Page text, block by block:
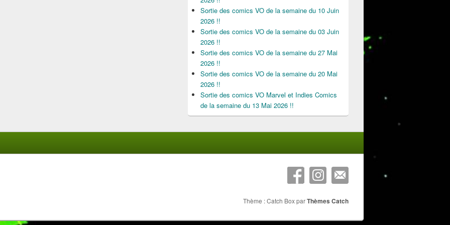
Sortie des comics VO de la semaine du 10 Juin
2026 !!
Sortie des comics VO de la semaine du 03 Juin
2026 !!
Sortie des comics VO de la semaine du 27 Mai
2026 !!
Sortie des comics VO de la semaine du 20 Mai
2026 !!
Sortie des comics VO Marvel et Indies Comics
de la semaine du 13 Mai 2026 !!
Thème : Catch Box parThèmes Catch